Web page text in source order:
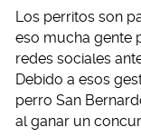
Los perritos son
eso mucha gente
redes sociales
Debido a esos
perro San
al ganar un